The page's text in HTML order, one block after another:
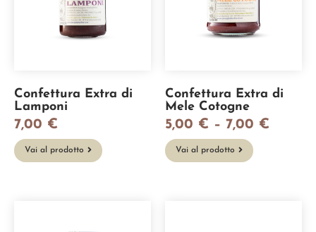
Confettura Extra di
Lamponi
7,00 €
Vai al prodotto
Confettura Extra di
Mele Cotogne
5,00 € – 7,00 €
Vai al prodotto